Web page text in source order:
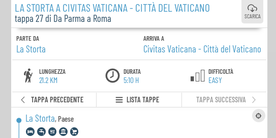
LA STORTA A CIVITAS VATICANA - CITTÀ DEL VATICANO
tappa 27 di Da Parma a Roma SCARICA
PARTE DA
La Storta
ARRIVA A
Civitas Vaticana - Città del Vaticano
LUNGHEZZA
21.2 KM
DURATA
5:10 H
DIFFICOLTÀ
EASY
TAPPA PRECEDENTE LISTA TAPPE TAPPA SUCCESSIVA
La Storta, Paese